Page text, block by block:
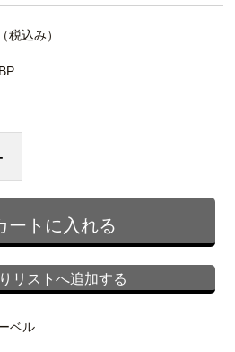
（税込み）
ートに入れる
リストへ追加する
ベル